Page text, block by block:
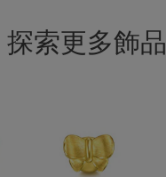
探索更多飾品